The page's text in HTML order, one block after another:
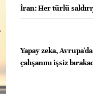
İran: Her türlü
Yapay zeka,
çalışanını işsiz